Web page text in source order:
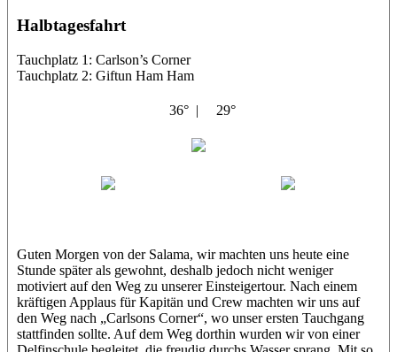
Halbtagesfahrt
Tauchplatz 1: Carlson’s Corner
Tauchplatz 2: Giftun Ham Ham
36° | 29°
Guten Morgen von der Salama, wir machten uns heute eine
Stunde später als gewohnt, deshalb jedoch nicht weniger
motiviert auf den Weg zu unserer Einsteigertour. Nach einem
kräftigen Applaus für Kapitän und Crew machten wir uns auf
den Weg nach „Carlsons Corner“, wo unser ersten Tauchgang
stattfinden sollte. Auf dem Weg dorthin wurden wir von einer